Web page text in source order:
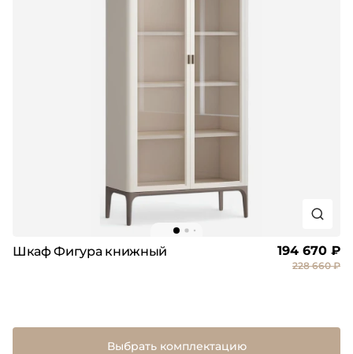
Шкаф Фигура книжный 194 670 ₽
228 660 ₽
Выбрать комплектацию